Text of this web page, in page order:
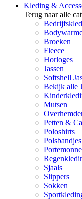
Kleding &
Terug naar alle
Broeken
Fleece
Horloges
Jassen
Softshell
Bekijk alle
Mutsen
Petten &
Poloshirts
Polsbandjes
Sjaals
Slippers
Sokken